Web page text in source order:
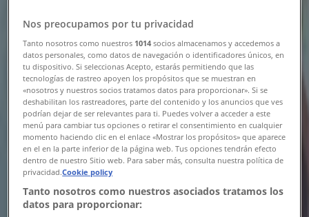
カテゴリー:レストラン
まもなく ステーキガスト>のカタログ・クーポンの掲載を開
始！
Nos preocupamos por tu privacidad
Tanto nosotros como nuestros 1014 socios almacenamos y accedemos a
datos personales, como datos de navegación o identificadores únicos, en
tu dispositivo. Si seleccionas Acepto, estarás permitiendo que las
tecnologías de rastreo apoyen los propósitos que se muestran en
«nosotros y nuestros socios tratamos datos para proporcionar». Si se
deshabilitan los rastreadores, parte del contenido y los anuncios que ves
podrían dejar de ser relevantes para ti. Puedes volver a acceder a este
menú para cambiar tus opciones o retirar el consentimiento en cualquier
momento haciendo clic en el enlace «Mostrar los propósitos» que aparece
en el en la parte inferior de la página web. Tus opciones tendrán efecto
dentro de nuestro Sitio web. Para saber más, consulta nuestra política de
privacidad.Cookie policy
Tanto nosotros como nuestros asociados tratamos los
datos para proporcionar: